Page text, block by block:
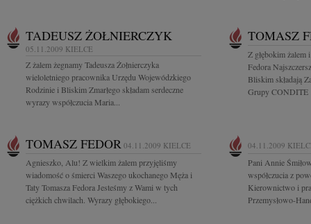
TADEUSZ ŻOŁNIERCZYK
05.11.2009 KIELCE
Z żalem żegnamy Tadeusza Żołnierczyka
wieloletniego pracownika Urzędu Wojewódzkiego
Rodzinie i Bliskim Zmarłego składam serdeczne
wyrazy współczucia Maria...
TOMASZ
Z głębokim żalem
Fedora
Bliskim składają
Grupy CONDITE
TOMASZ FEDOR 04.11.2009 KIELCE
Agnieszko, Alu! Z wielkim żalem przyjęliśmy
wiadomość o śmierci Waszego ukochanego Męża i
Taty Tomasza Fedora Jesteśmy z Wami w tych
ciężkich chwilach. Wyrazy głębokiego...
04.11.2009
Pani Annie
współczucia z
Kierownictwo i
Przemysłowo-